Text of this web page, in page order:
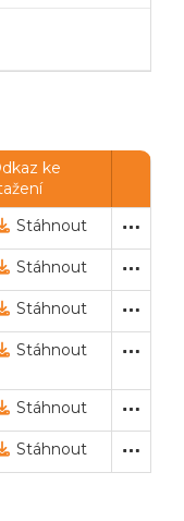
ke
klíč pro šifrování
11. 2023 14:17
Stáhnout
dokumentace
11. 2023 14:18
Stáhnout
zadávací
11. 2023 14:15
Stáhnout
zadávací
11. 2023 14:15
Stáhnout
klíč pro
12. 2023 10:00
Stáhnout
(uzavřená na
4. 2026 11:51
Stáhnout